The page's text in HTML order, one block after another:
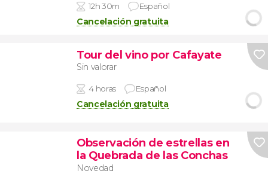
12h 30m Español
Cancelación gratuita
Tour del vino por Cafayate
Sin valorar
4 horas Español
Cancelación gratuita
Observación de estrellas en
la Quebrada de las Conchas
Novedad